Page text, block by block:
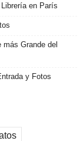
en París
más Grande del
y Fotos